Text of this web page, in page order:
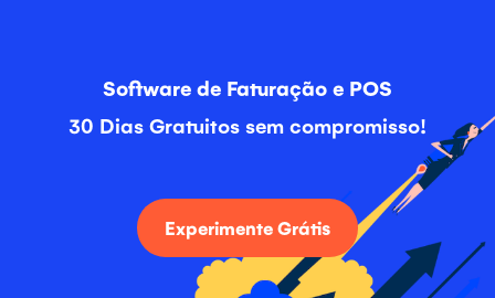
Software de Faturação e POS
30 Dias Gratuitos sem compromisso!
Experimente Grátis